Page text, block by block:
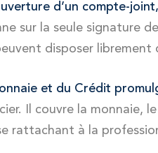
d’un compte-
sur la seule signature
disposer
et du Crédit
Il couvre la monnaie,
rattachant à la